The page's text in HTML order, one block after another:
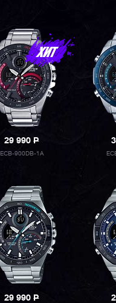
29 990P
ECB-900DB-1A
29 990P